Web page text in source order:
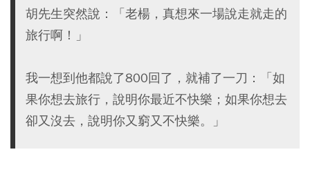
胡先生突然說：「老楊，真想來一場說走就走的
旅行啊！」
我一想到他都說了800回了，就補了一刀：「如
果你想去旅行，說明你最近不快樂；如果你想去
卻又沒去，說明你又窮又不快樂。」